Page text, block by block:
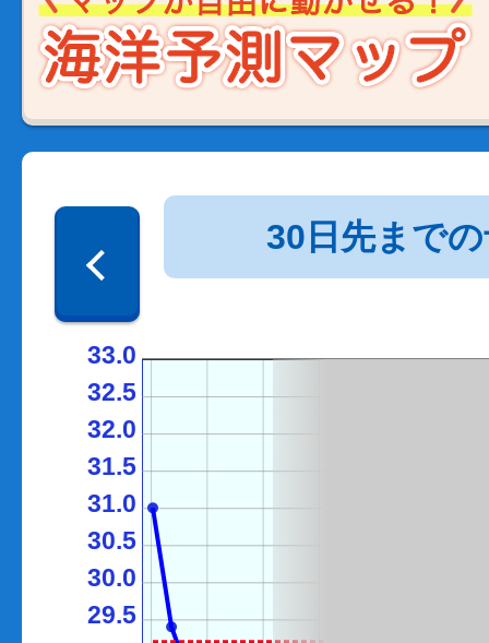
30日先まで
29.5
30.0
30.5
31.0
31.5
32.0
32.5
33.0